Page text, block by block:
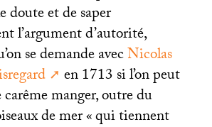
doute et de saper
l’argument d’autorité,
se demande avecNicolas
en 1713 si l’on peut
manger, outre du
de mer «qui tiennent